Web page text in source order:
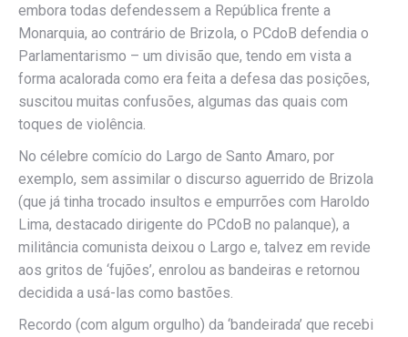
embora todas defendessem a República frente a
Monarquia, ao contrário de Brizola, o PCdoB defendia o
Parlamentarismo – um divisão que, tendo em vista a
forma acalorada como era feita a defesa das posições,
suscitou muitas confusões, algumas das quais com
toques de violência.
No célebre comício do Largo de Santo Amaro, por
exemplo, sem assimilar o discurso aguerrido de Brizola
(que já tinha trocado insultos e empurrões com Haroldo
Lima, destacado dirigente do PCdoB no palanque), a
militância comunista deixou o Largo e, talvez em revide
aos gritos de ‘fujões’, enrolou as bandeiras e retornou
decidida a usá-las como bastões.
Recordo (com algum orgulho) da ‘bandeirada’ que recebi